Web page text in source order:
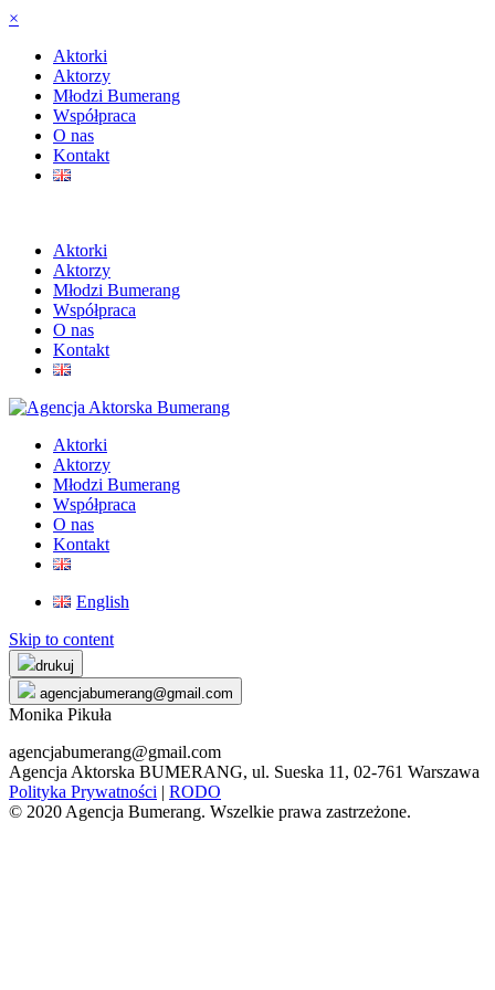
×
Aktorki
Aktorzy
Młodzi Bumerang
Współpraca
O nas
Kontakt
Aktorki
Aktorzy
Młodzi Bumerang
Współpraca
O nas
Kontakt
Aktorki
Aktorzy
Młodzi Bumerang
Współpraca
O nas
Kontakt
English
Skip to content
drukuj
agencjabumerang@gmail.com
Monika Pikuła
agencjabumerang@gmail.com
Agencja Aktorska BUMERANG, ul. Sueska 11, 02-761 Warszawa
Polityka Prywatności | RODO
© 2020 Agencja Bumerang. Wszelkie prawa zastrzeżone.